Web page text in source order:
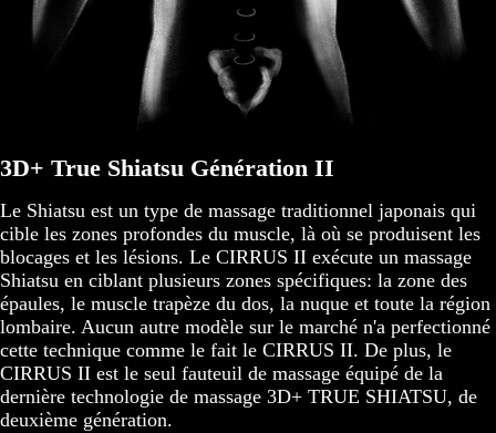
3D+ True Shiatsu Génération II
Le Shiatsu est un type de massage traditionnel japonais qui
cible les zones profondes du muscle, là où se produisent les
blocages et les lésions. Le CIRRUS II exécute un massage
Shiatsu en ciblant plusieurs zones spécifiques: la zone des
épaules, le muscle trapèze du dos, la nuque et toute la région
lombaire. Aucun autre modèle sur le marché n'a perfectionné
cette technique comme le fait le CIRRUS II. De plus, le
CIRRUS II est le seul fauteuil de massage équipé de la
dernière technologie de massage 3D+ TRUE SHIATSU, de
deuxième génération.